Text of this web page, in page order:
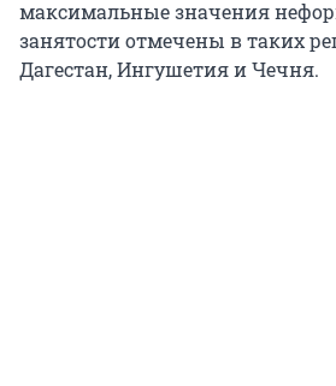
максимальные значения
занятости отмечены в таких
Дагестан, Ингушетия и Чечня.